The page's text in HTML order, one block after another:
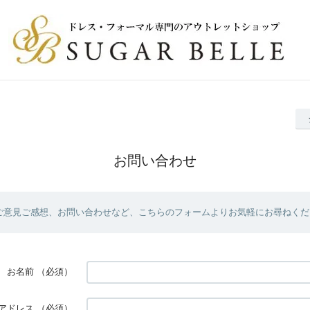
お問い合わせ
見ご感想、お問い合わせなど、こちらのフォームよりお気軽にお尋ねくだ
お名前 （必須）